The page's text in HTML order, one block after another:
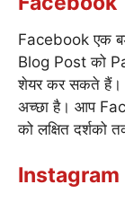
Facebook एक
Blog Post को
शेयर कर सकते हैं।
अच्छा है। आप
को लक्षित दर्शको
Instagram